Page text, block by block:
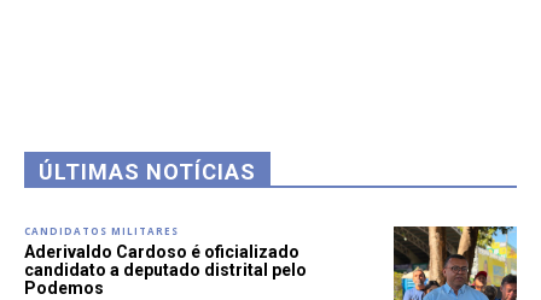
ÚLTIMAS NOTÍCIAS
CANDIDATOS MILITARES
Aderivaldo Cardoso é oficializado
candidato a deputado distrital pelo
Podemos